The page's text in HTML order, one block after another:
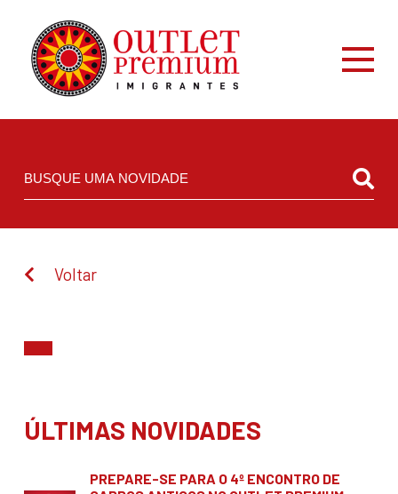
Voltar
ÚLTIMAS NOVIDADES
PREPARE-SE PARA O 4º ENCONTRO DE